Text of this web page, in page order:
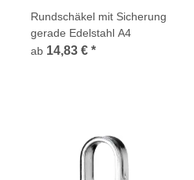
Rundschäkel mit Sicherung
gerade Edelstahl A4
ab 14,83 € *